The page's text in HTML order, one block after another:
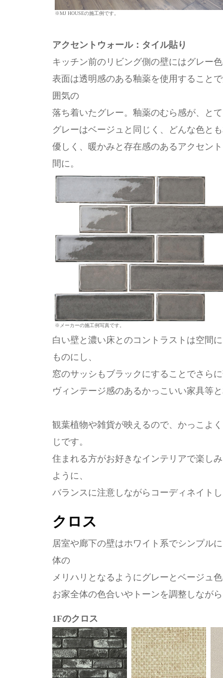
※MJ HOUSEの施工例です。
アクセントウォール：タイル貼り
キッチン前のリビング側の壁にはグレー
表面は透明感のある釉薬を使用すること
囲気の
落ち着いたグレー。釉薬のむら感が、と
グレーはベージュと同じく、どんな色と
優しく、暖かみと存在感のあるアクセン
間に。
※メーカーの施工例写真です。
白い壁と濃い床とのコントラストは空間
ものにし、
窓のサッシもブラックにすることでさら
ヴィンテージ感のあるかっこいい家具等
観葉植物や雑貨が映えるので、かっこよ
じです。
住まれる方がお好きなインテリアで楽し
ように、
バランスに注意しながらコーディネイト
クロス
居室や廊下の壁はホワイト系でシンプル
体の
メリハリとなるようにグレーとベージュ
お家全体の色合いやトーンを調整しなが
1Fのクロス